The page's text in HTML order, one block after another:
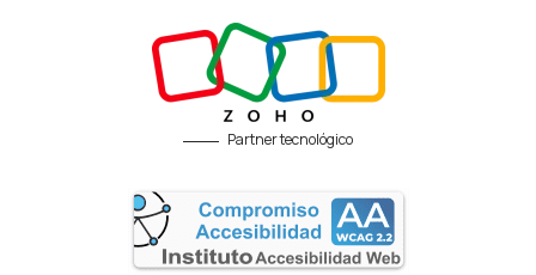
Partner tecnológico